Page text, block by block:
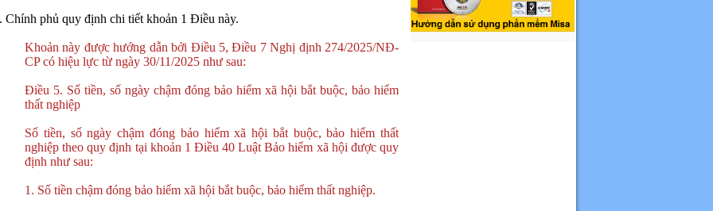
Chính phủ quy định chi tiết khoản 1 Điều này.
Khoản này được hướng dẫn bởi Điều 5, Điều 7 Nghị định 274/2025/NĐ-
CP có hiệu lực từ ngày 30/11/2025 như sau:
Điều 5. Số tiền, số ngày chậm đóng bảo hiểm xã hội bắt buộc, bảo hiểm
thất nghiệp
Số tiền, số ngày chậm đóng bảo hiểm xã hội bắt buộc, bảo hiểm thất
nghiệp theo quy định tại khoản 1 Điều 40 Luật Bảo hiểm xã hội được quy
định như sau:
1. Số tiền chậm đóng bảo hiểm xã hội bắt buộc, bảo hiểm thất nghiệp.